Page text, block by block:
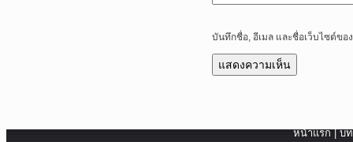
บันทึกชื่อ, อีเมล และชื่อเว็บไซต์ขอ
หน้าแรก|บ